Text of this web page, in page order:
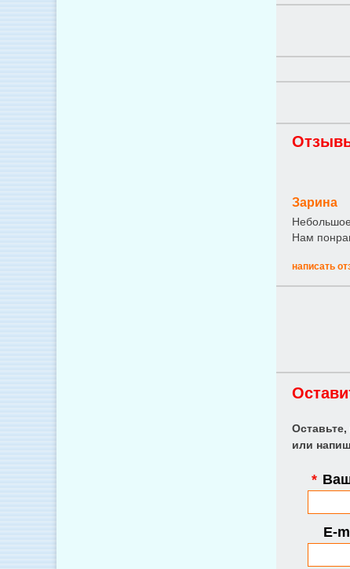
Зарина
Нам
написать
или
*
E-